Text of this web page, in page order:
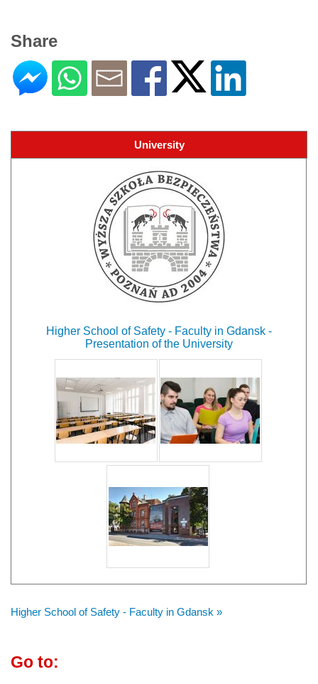
Share
University
Higher School of Safety - Faculty in Gdansk -
Presentation of the University
Higher School of Safety - Faculty in Gdansk »
Go to: